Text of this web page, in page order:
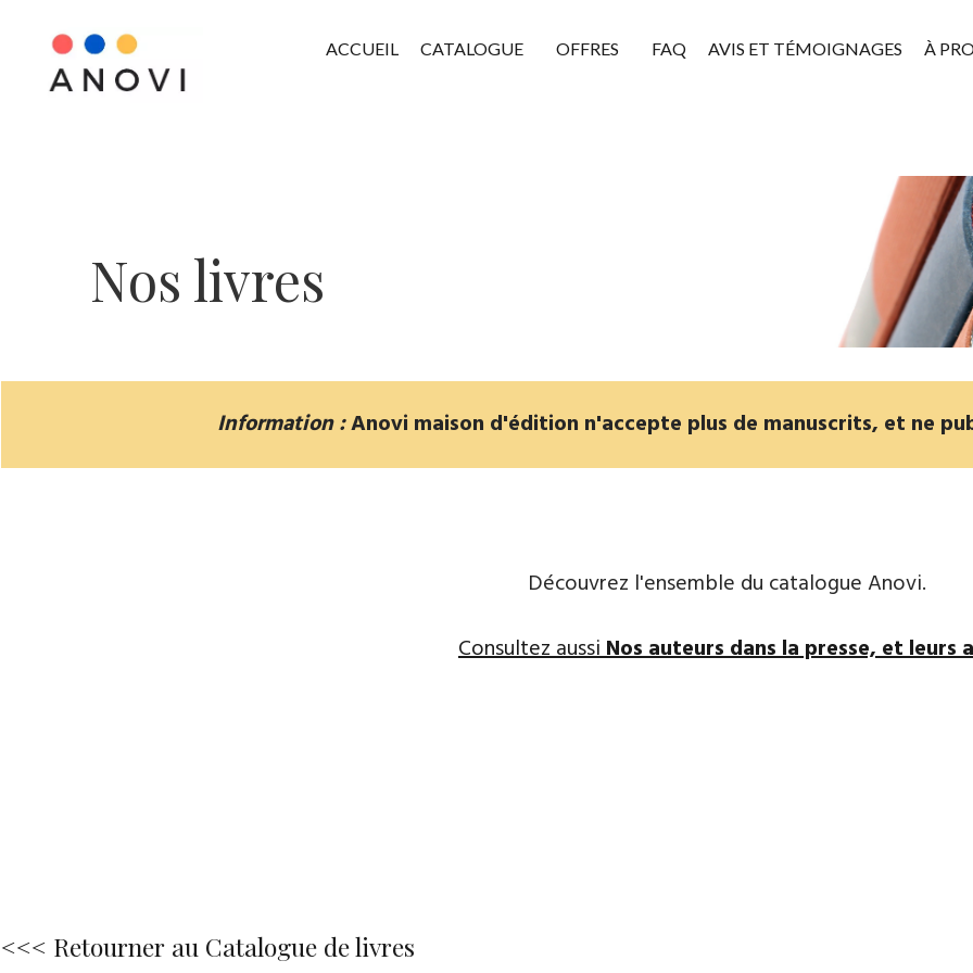
ACCUEIL CATALOGUE OFFRES FAQ AVIS ET TÉMOIGNAGES À
Nos livres
Information :Anovi maison d'édition n'accepte plus de manuscrits, et ne
Découvrez l'ensemble du catalogue Anovi.
Consultez aussiNos auteurs dans la presse, et leurs
<<< Retourner au Catalogue de livres